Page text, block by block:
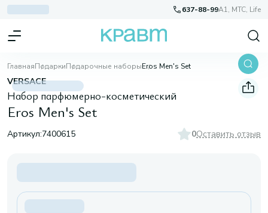
637-88-99A1, МТС, Life
ГлавнаяПодаркиПодарочные наборыEros Men's Set
VERSACE
Набор парфюмерно-косметический
Eros Men's Set
Артикул:7400615 0Оставить отзыв